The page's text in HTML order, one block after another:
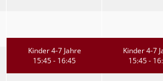
Kinder 4-7 Jahre
15:45 - 16:45
Kinder 4-7
15:45 -